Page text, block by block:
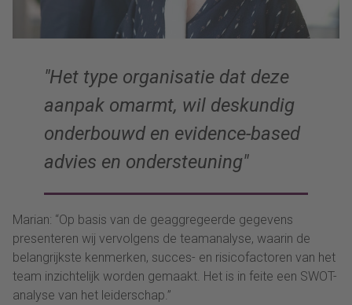
Het type organisatie dat deze
aanpak omarmt, wil deskundig
onderbouwd en evidence-based
advies en ondersteuning
Marian: “Op basis van de geaggregeerde gegevens
presenteren wij vervolgens de teamanalyse, waarin de
belangrijkste kenmerken, succes- en risicofactoren van het
team inzichtelijk worden gemaakt. Het is in feite een SWOT-
analyse van het leiderschap.”